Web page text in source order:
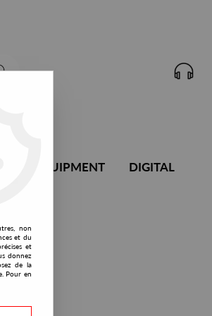
DJ EQUIPMENT DIGITAL
non
et du
et
donnez
de la
Pour en